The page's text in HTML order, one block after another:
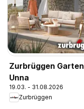
Zurbrüggen Garten
Unna
19.03. - 31.08.2026
Zurbrüggen